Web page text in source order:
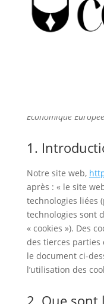
Économique
1.
Notre site web,
après : « le site
technologies liées
technologies sont
« cookies »). Des
des tierces parties
le document ci-
l’utilisation des